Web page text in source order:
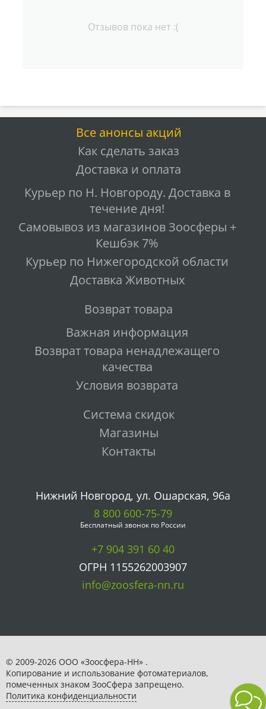
Отзывов пока нет :(
Все анонсы акций
Как сделать заказ
Доставка и оплата
Курьер по Н. Новгороду. Доставка в
течение дня!
Самовывоз из магазинов Зоосферы +
Кешбэк 7%
Курьер по Нижегородской области
Доставка Животных
Возврат товара
Важная информация
Возврат товара ненадлежащего
качества
Условия возврата
Система скидок
Магазины
Контакты
Нижний Новгород, ул. Ошарская, 96а
8 800 600-75-79
Бесплатный звонок по России
+7 904 391 60 40
ОГРН 1155262003907
info@zoosfera-nn.ru
© 2009-2026 ООО «Зоосфера-НН» .
Копирование и использование фотоматериалов,
помеченных знаком ЗooСфера запрещено.
Политика конфиденциальности